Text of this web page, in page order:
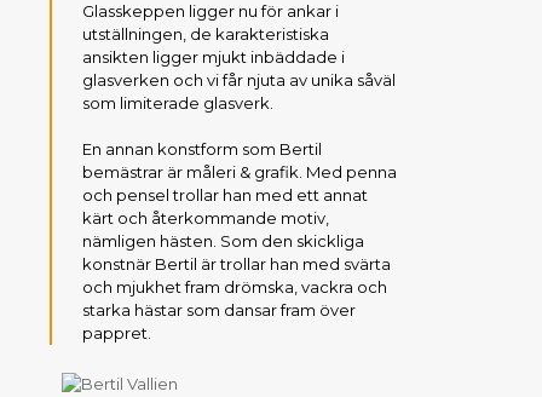
Glasskeppen ligger nu för ankar i
utställningen, de karakteristiska
ansikten ligger mjukt inbäddade i
glasverken och vi får njuta av unika såväl
som limiterade glasverk.
En annan konstform som Bertil
bemästrar är måleri & grafik. Med penna
och pensel trollar han med ett annat
kärt och återkommande motiv,
nämligen hästen. Som den skickliga
konstnär Bertil är trollar han med svärta
och mjukhet fram drömska, vackra och
starka hästar som dansar fram över
pappret.